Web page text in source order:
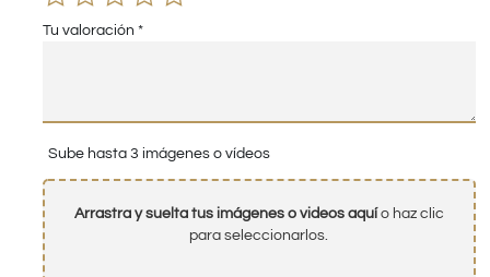
Tu valoración *
Sube hasta 3 imágenes o vídeos
Arrastra y suelta tus imágenes o videos aquío haz clic
para seleccionarlos.